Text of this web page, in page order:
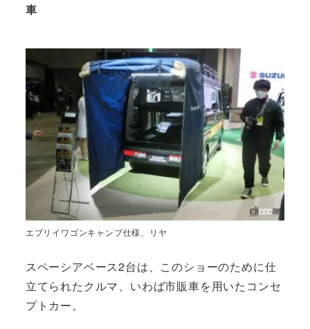
車
エブリイワゴンキャンプ仕様、リヤ
スペーシアベース2台は、このショーのために仕
立てられたクルマ、いわば市販車を用いたコンセ
プトカー。